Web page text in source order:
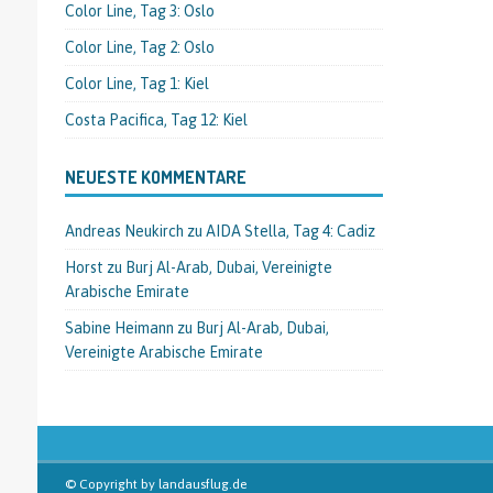
Color Line, Tag 3: Oslo
Color Line, Tag 2: Oslo
Color Line, Tag 1: Kiel
Costa Pacifica, Tag 12: Kiel
NEUESTE KOMMENTARE
Andreas Neukirch zu AIDA Stella, Tag 4: Cadiz
Horst zu Burj Al-Arab, Dubai, Vereinigte
Arabische Emirate
Sabine Heimann zu Burj Al-Arab, Dubai,
Vereinigte Arabische Emirate
© Copyright by landausflug.de